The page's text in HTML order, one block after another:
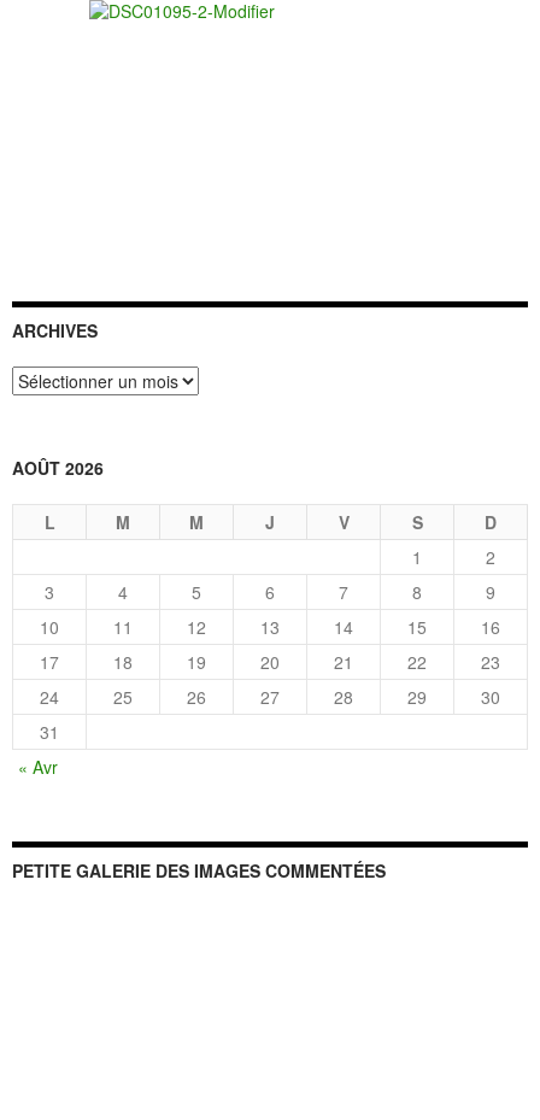
ARCHIVES
Archives
AOÛT 2026
L M M J V S
D
1
2
3
4 5 6 7 8
9
10
11 12 13 14 15
16
17
18 19 20 21 22
23
24
25 26 27 28 29
30
31
« Avr
PETITE GALERIE DES IMAGES COMMENTÉES